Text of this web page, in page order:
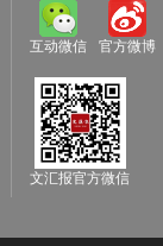
互动微信 官方微博
文汇报官方微信